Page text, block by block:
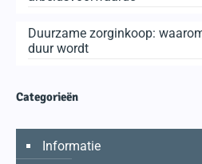
Duurzame zorginkoop:
duur wordt
Categorieën
Informatie